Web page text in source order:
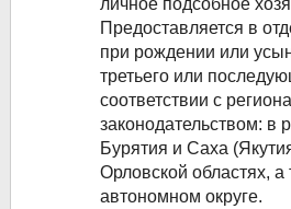
Предоставляется в
при рождении или
третьего или
соответствии с
законодательством: в
Бурятия и Саха
Орловской областях,
автономном округе.